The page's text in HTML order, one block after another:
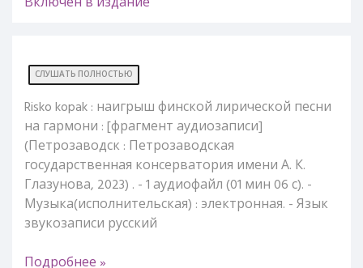
СЛУШАТЬ ПОЛНОСТЬЮ
Risko kopak : наигрыш финской лирической песни
на гармони : [фрагмент аудиозаписи]
(Петрозаводск : Петрозаводская
государственная консерватория имени А. К.
Глазунова, 2023) . - 1 аудиофайл (01 мин 06 с). -
Музыка(исполнительская) : электронная. - Язык
звукозаписи русский
Подробнее »